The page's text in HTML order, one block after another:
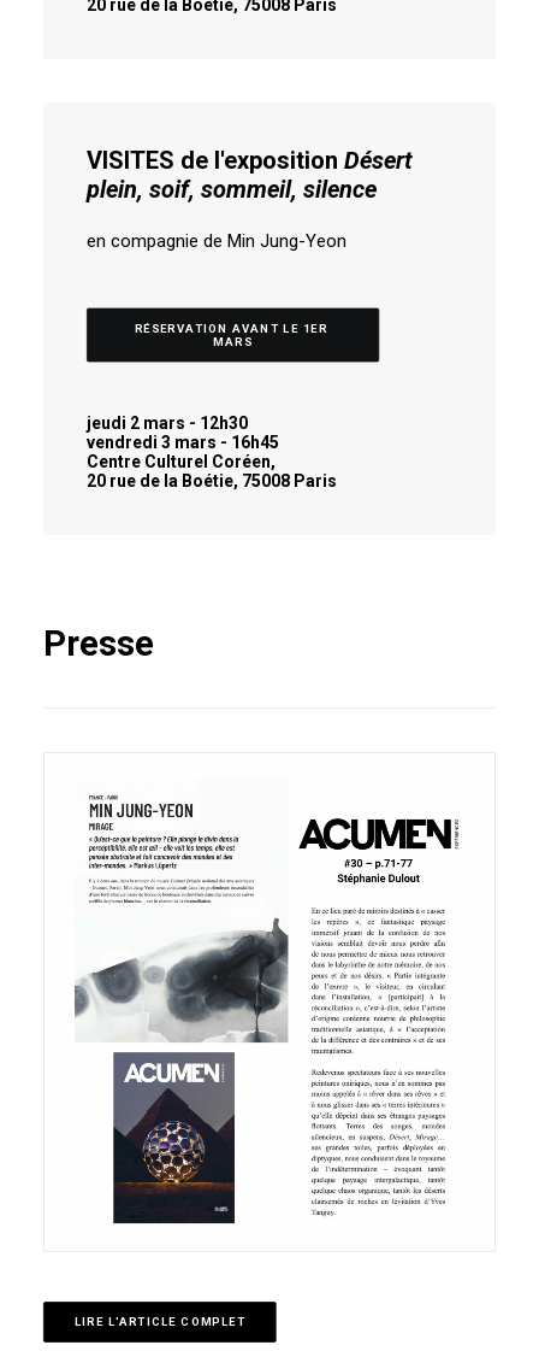
20 rue de la Boétie, 75008 Paris
VISITES de l'exposition Désert
plein, soif, sommeil, silence
en compagnie de Min Jung-Yeon
RÉSERVATION AVANT LE 1ER
MARS
jeudi 2 mars - 12h30
vendredi 3 mars - 16h45
Centre Culturel Coréen,
20 rue de la Boétie, 75008 Paris
Presse
LIRE L'ARTICLE COMPLET